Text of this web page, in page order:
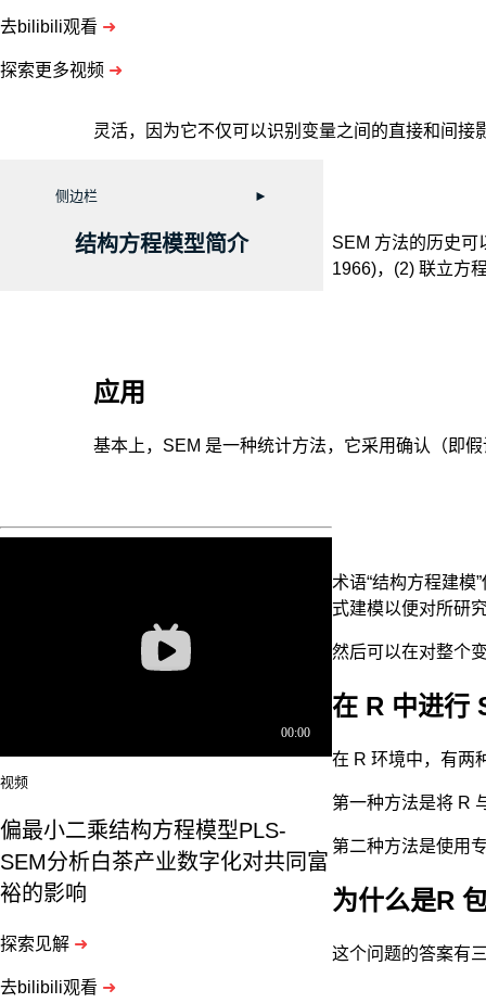
去bilibili观看 ➜
探索更多视频 ➜
灵活，因为它不仅可以识别变量之间的直接和间
侧边栏 ►
结构方程模型简介
SEM 方法的历史可
1966)，(2) 联立方
应用
基本上，SEM 是一种统计方法，它采用确认（即
视频
偏最小二乘结构方程模型PLS-
SEM分析白茶产业数字化对共同富
裕的影响
探索见解 ➜
去bilibili观看 ➜
术语“结构方程建模
式建模以便对所研
然后可以在对整个
在 R 中进行
在 R 环境中，有两
第一种方法是将 R
第二种方法是使用
为什么是R
这个问题的答案有